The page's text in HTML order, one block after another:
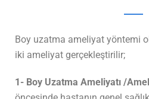
Boy uzatma ameliyat yöntemi
iki ameliyat gerçekleştirilir;
1- Boy Uzatma Ameliyatı /